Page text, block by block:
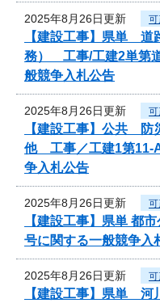
2025年8月26日更新
【建設工事】県単 道
務） 工事/工建2単第
般競争入札公告
2025年8月26日更新
【建設工事】公共 防
他 工事／工建1第11-
争入札公告
2025年8月26日更新
【建設工事】県単 都
号に関する一般競争入
2025年8月26日更新
【建設工事】県単 河